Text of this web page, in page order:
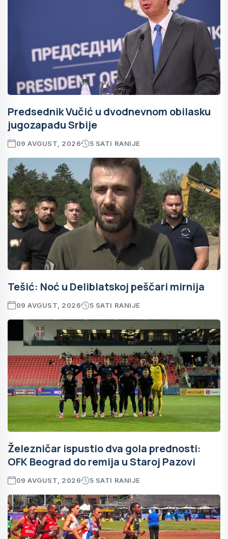
Predsednik Vučić u dvodnevnom obilasku
jugozapadu Srbije
09 AVGUST, 2026 5 SATI RANIJE
Tešić: Noć u Deliblatskoj peščari mirnija
09 AVGUST, 2026 5 SATI RANIJE
Železničar ispustio dva gola prednosti:
OFK Beograd do remija u Staroj Pazovi
09 AVGUST, 2026 5 SATI RANIJE